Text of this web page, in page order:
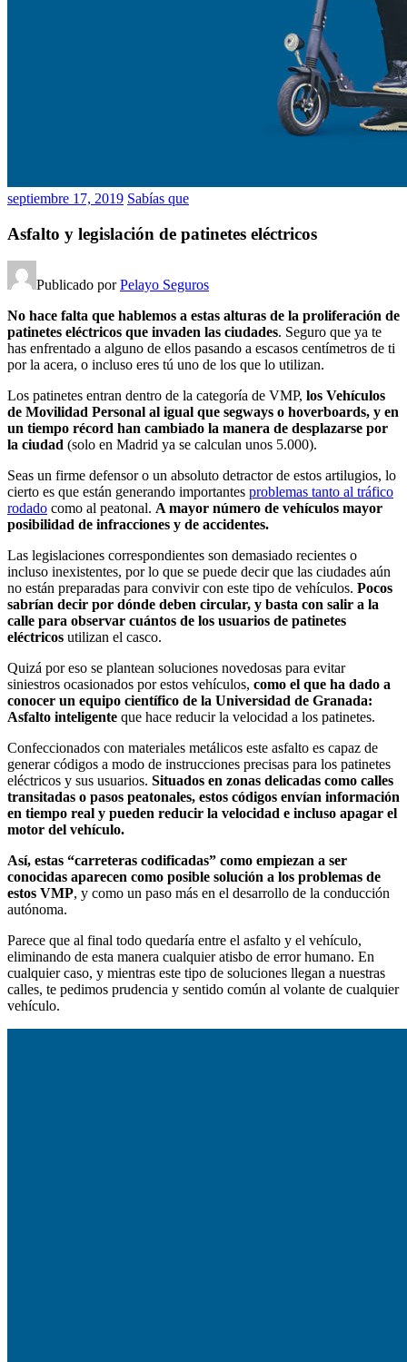
septiembre 17, 2019 Sabías que
Asfalto y legislación de patinetes eléctricos
Publicado porPelayo Seguros
No hace falta que hablemos a estas alturas de la proliferación de
patinetes eléctricos que invaden las ciudades. Seguro que ya te
has enfrentado a alguno de ellos pasando a escasos centímetros de ti
por la acera, o incluso eres tú uno de los que lo utilizan.
Los patinetes entran dentro de la categoría de VMP, los Vehículos
de Movilidad Personal al igual que segways o hoverboards, y en
un tiempo récord han cambiado la manera de desplazarse por
la ciudad (solo en Madrid ya se calculan unos 5.000).
Seas un firme defensor o un absoluto detractor de estos artilugios, lo
cierto es que están generando importantes problemas tanto al tráfico
rodado como al peatonal. A mayor número de vehículos mayor
posibilidad de infracciones y de accidentes.
Las legislaciones correspondientes son demasiado recientes o
incluso inexistentes, por lo que se puede decir que las ciudades aún
no están preparadas para convivir con este tipo de vehículos. Pocos
sabrían decir por dónde deben circular, y basta con salir a la
calle para observar cuántos de los usuarios de patinetes
eléctricos utilizan el casco.
Quizá por eso se plantean soluciones novedosas para evitar
siniestros ocasionados por estos vehículos, como el que ha dado a
conocer un equipo científico de la Universidad de Granada:
Asfalto inteligente que hace reducir la velocidad a los patinetes.
Confeccionados con materiales metálicos este asfalto es capaz de
generar códigos a modo de instrucciones precisas para los patinetes
eléctricos y sus usuarios. Situados en zonas delicadas como calles
transitadas o pasos peatonales, estos códigos envían información
en tiempo real y pueden reducir la velocidad e incluso apagar el
motor del vehículo.
Así, estas “carreteras codificadas” como empiezan a ser
conocidas aparecen como posible solución a los problemas de
estos VMP, y como un paso más en el desarrollo de la conducción
autónoma.
Parece que al final todo quedaría entre el asfalto y el vehículo,
eliminando de esta manera cualquier atisbo de error humano. En
cualquier caso, y mientras este tipo de soluciones llegan a nuestras
calles, te pedimos prudencia y sentido común al volante de cualquier
vehículo.